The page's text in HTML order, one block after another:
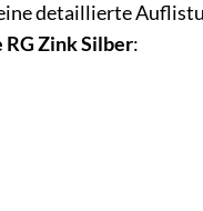
detaillierte
Zink Silber: